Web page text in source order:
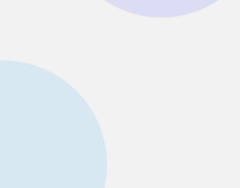
• クラッシュしたパソコンから復元
外付けデバイス復元
• SDカード復元